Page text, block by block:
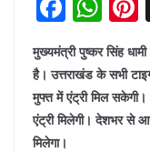
a
c
e
b
h
at
s
A
मुख्यमंत्री पुष्कर सिंह
है। उत्तराखंड के सभी
मुफ्त में एंट्री मिल
एंट्री मिलेगी। देशभर से
मिलेगा।